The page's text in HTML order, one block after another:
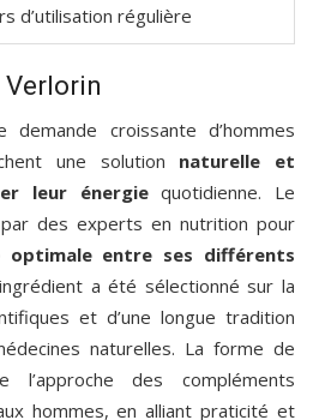
d’utilisation régulière
croissante d’hommes
une solution naturelle et
leur énergiequotidienne. Le
des experts en nutrition pour
optimale entre ses différents
a été sélectionné sur la
et d’une longue tradition
naturelles. La forme de
l’approche des compléments
hommes, en alliant praticité et